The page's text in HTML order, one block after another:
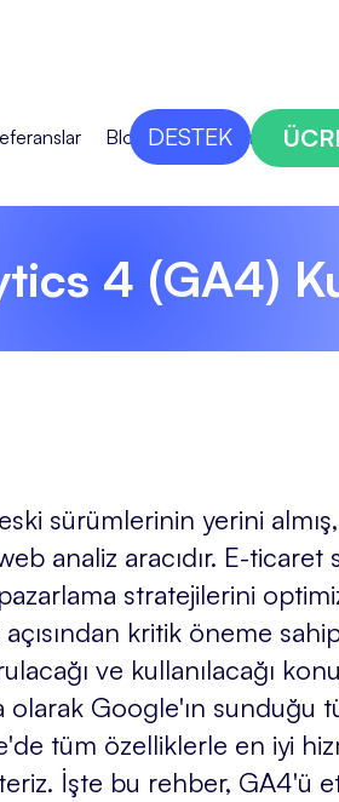
Blog Bize Ulaşın
DESTEK
4 (GA4)
sürümlerinin yerini
analiz aracıdır. E-
stratejilerini
kritik öneme
ve kullanılacağı
olarak Google'ın sunduğu
tüm özelliklerle en iyi
İşte bu rehber, GA4'ü